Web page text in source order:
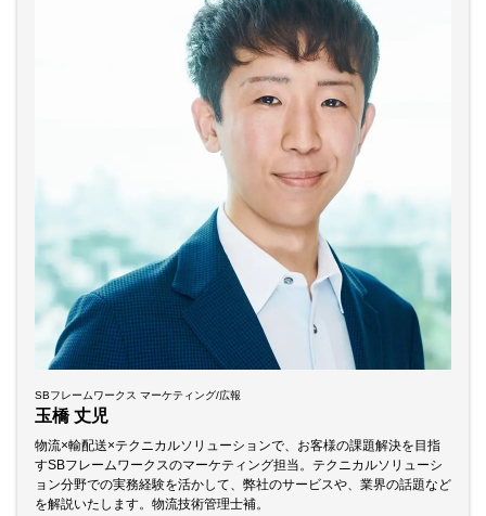
SBフレームワークス マーケティング/広報
玉橋 丈児
物流×輸配送×テクニカルソリューションで、お客様の課題解決を目指
すSBフレームワークスのマーケティング担当。テクニカルソリューシ
ョン分野での実務経験を活かして、弊社のサービスや、業界の話題など
を解説いたします。物流技術管理士補。